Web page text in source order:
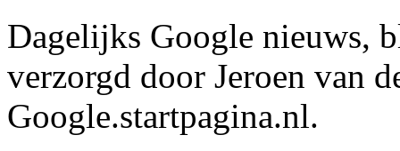
Dagelijks Google nieuws,
verzorgd door Jeroen van
Google.startpagina.nl.